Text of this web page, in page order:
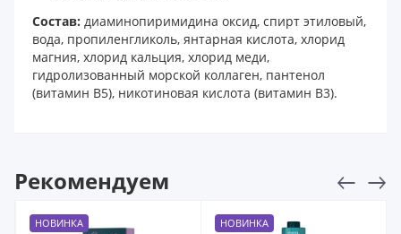
Состав: диаминопиримидина оксид, спирт этиловый,
вода, пропиленгликоль, янтарная кислота, хлорид
магния, хлорид кальция, хлорид меди,
гидролизованный морской коллаген, пантенол
(витамин B5), никотиновая кислота (витамин B3).
Рекомендуем
НОВИНКА НОВИНКА